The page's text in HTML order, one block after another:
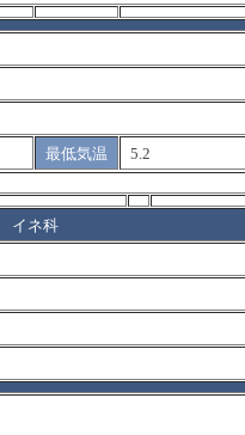
最低気温 5.2
イネ科